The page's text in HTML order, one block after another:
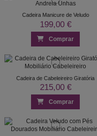
Cadeira Manicure de Veludo
199,00 €
Comprar
Cadeira de Cabeleireiro Giratória
215,00 €
Comprar